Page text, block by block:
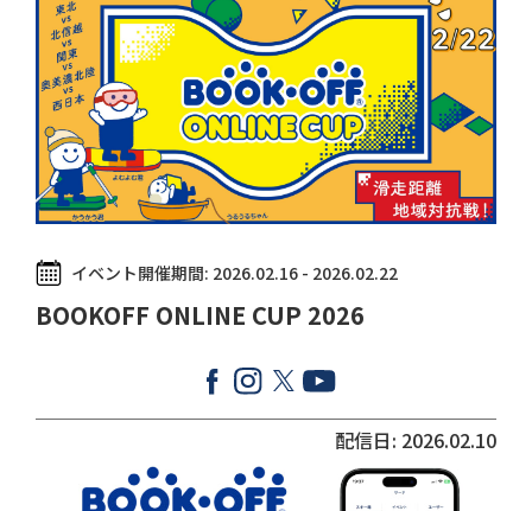
BOOKOFF ONLINE CUP 2026
イベント開催期間: 2026.02.16 - 2026.02.22
配信日: 2026.02.10